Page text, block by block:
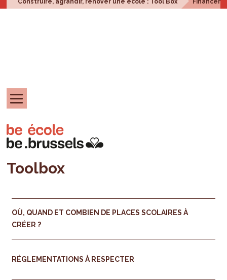
Construire, agrandir, rénover une école : Tool Box
Toolbox
OÙ, QUAND ET COMBIEN DE PLACES SCOLAIRES À
CRÉER ?
RÉGLEMENTATIONS À RESPECTER